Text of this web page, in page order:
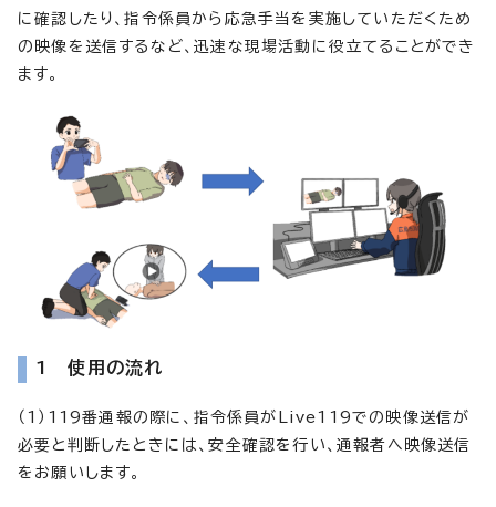
に確認したり、指令係員から応急手当を実施していただくため
の映像を送信するなど、迅速な現場活動に役立てることができ
ます。
1 使用の流れ
（1）119番通報の際に、指令係員がLive119での映像送信が
必要と判断したときには、安全確認を行い、通報者へ映像送信
をお願いします。